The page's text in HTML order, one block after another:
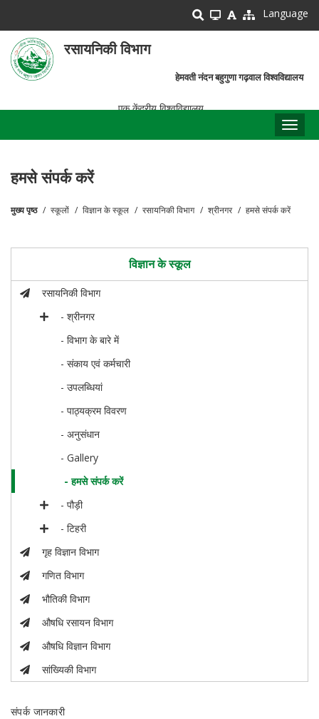
main
content
Language
रसायनिकी विभाग
हेमवती नंदन बहुगुणा गढ़वाल विश्वविद्यालय
एक केंद्रीय विश्वविद्यालय
हमसे संपर्क करें
मुख्य पृष्ठ स्कूलों विज्ञान के स्कूल रसायनिकी विभाग श्रीनगर हमसे संपर्क करें
विज्ञान के स्कूल
रसायनिकी विभाग
- श्रीनगर
- विभाग के बारे में
- संकाय एवं कर्मचारी
- उपलब्धियां
- पाठ्यक्रम विवरण
- अनुसंधान
- Gallery
- हमसे संपर्क करें
- पौड़ी
- टिहरी
गृह विज्ञान विभाग
गणित विभाग
भौतिकी विभाग
औषधि रसायन विभाग
औषधि विज्ञान विभाग
सांख्यिकी विभाग
संपर्क जानकारी